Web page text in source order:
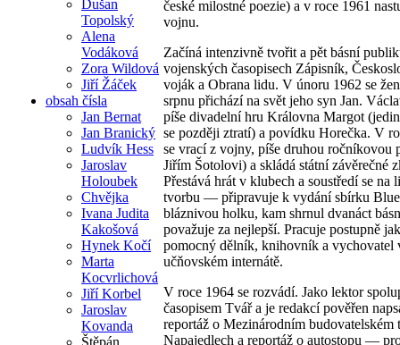
Dušan
Topolský
Alena
Vodáková
Zora Wildová
Jiří Žáček
obsah čísla
Jan Bernat
Jan Branický
Ludvík Hess
Jaroslav
Holoubek
Chvějka
Ivana Judita
Kakošová
Hynek Kočí
Marta
Kocvrlichová
Jiří Korbel
Jaroslav
Kovanda
Štěpán
české milostné poezie) a v roce 1961
vojnu.
Začíná intenzivně tvořit a pět básní
vojenských časopisech Zápisník,
voják a Obrana lidu. V únoru 1962 se
srpnu přichází na svět jeho syn Jan.
píše divadelní hru Královna Margot
se později ztratí) a povídku Horečka. V
se vrací z vojny, píše druhou ročníkovou
Jiřím Šotolovi) a skládá státní závěrečné
Přestává hrát v klubech a soustředí se na
tvorbu — připravuje k vydání sbírku
bláznivou holku, kam shrnul dvanáct
považuje za nejlepší. Pracuje postupně
pomocný dělník, knihovník a vychovatel
učňovském internátě.
V roce 1964 se rozvádí. Jako lektor
časopisem Tvář a je redakcí pověřen
reportáž o Mezinárodním budovatelském
Napajedlech a reportáž o autostopu —